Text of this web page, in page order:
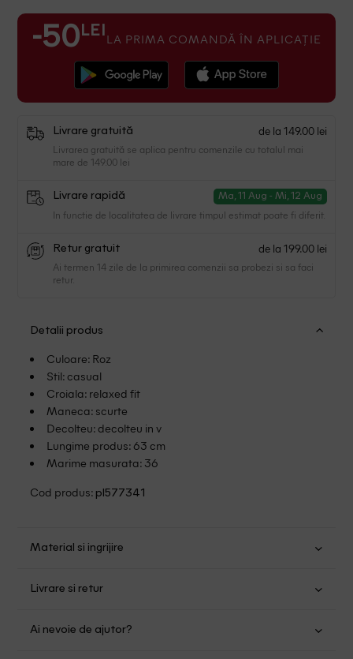
-50 LEI LA PRIMA COMANDĂ ÎN APLICAȚIE
Livrare gratuită de la 149.00 lei
Livrarea gratuită se aplica pentru comenzile cu totalul mai
mare de 149.00 lei
Livrare rapidă Ma, 11 Aug - Mi, 12 Aug
In functie de localitatea de livrare timpul estimat poate fi diferit.
Retur gratuit de la 199.00 lei
Ai termen 14 zile de la primirea comenzii sa probezi si sa faci
retur.
Detalii produs
Culoare: Roz
Stil: casual
Croiala: relaxed fit
Maneca: scurte
Decolteu: decolteu in v
Lungime produs: 63 cm
Marime masurata: 36
Cod produs: pl577341
Material si ingrijire
Nu folositi inalbitor
Nu uscati in uscator
Livrare si retur
mare de 149.00 lei.
Ai nevoie de ajutor?